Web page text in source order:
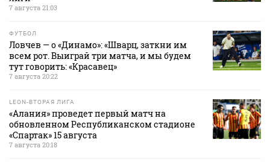
7 августа 21:03
ФУТБОЛ
Ловчев — о «Динамо»: «Шварц, заткни им
всем рот. Выиграй три матча, и мы будем
тут говорить: «Красавец»
7 августа 20:22
LEON-ВТОРАЯ ЛИГА
«Алания» проведет первый матч на
обновленном Республиканском стадионе
«Спартак» 15 августа
7 августа 20:18